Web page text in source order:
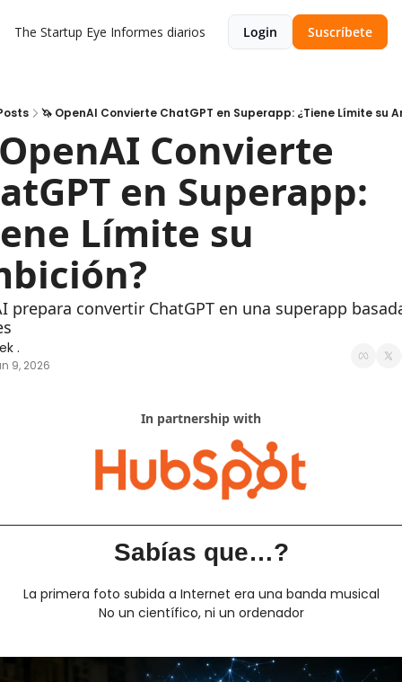
The Startup Eye Informes diarios Login Suscríbete
🦄 OpenAI Convierte ChatGPT en Superapp: ¿Tiene Límite su
Convierte
en Superapp:
Límite su
prepara convertir ChatGPT en una superapp
.
9, 2026
In partnership with
Sabías que…?
La primera foto subida a Internet era una banda musical
No un científico, ni un ordenador